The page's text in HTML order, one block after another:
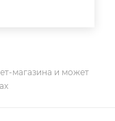
магазина и может